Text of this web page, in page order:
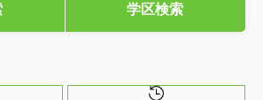
学区検索